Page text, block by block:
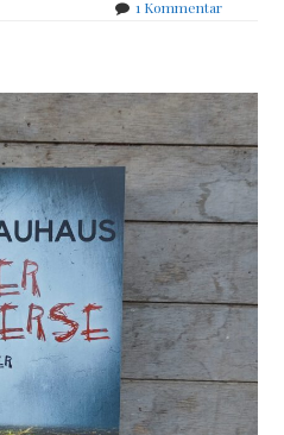
1 Kommentarzu
Nur
ein
Mord